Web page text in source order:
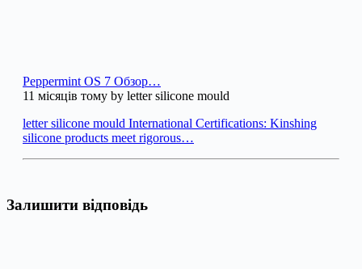
Peppermint OS 7 Обзор…
11 місяців тому by letter silicone mould
letter silicone mould International Certifications: Kinshing
silicone products meet rigorous…
Залишити відповідь